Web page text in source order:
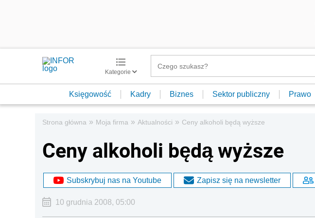
Kategorie
Księgowość Kadry Biznes Sektor publiczny Prawo
Strona główna » Moja firma » Aktualności » Ceny alkoholi będą wyższe
Ceny alkoholi będą wyższe
Subskrybuj nas na Youtube Zapisz się na newsletter
10 grudnia 2008, 05:00